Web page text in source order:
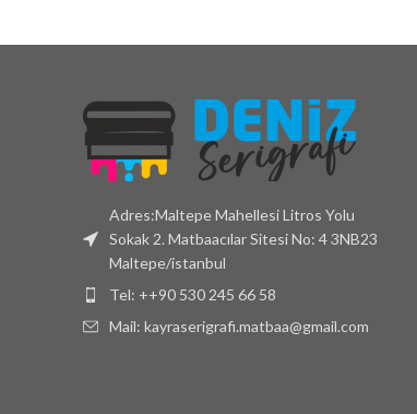
Adres:Maltepe Mahellesi Litros Yolu
Sokak 2. Matbaacılar Sitesi No: 4 3NB23
Maltepe/istanbul
Tel: ++90 530 245 66 58
Mail: kayraserigrafi.matbaa@gmail.com